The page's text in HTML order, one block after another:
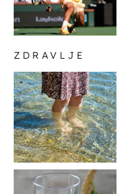
ZDRAVLJE